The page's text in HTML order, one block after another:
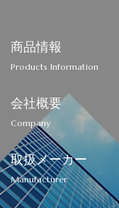
商品情報
Products Information
会社概要
Company
取扱メーカー
Manufacturer